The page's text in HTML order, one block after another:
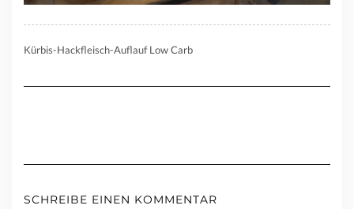
Kürbis-Hackfleisch-Auflauf Low Carb
SCHREIBE EINEN KOMMENTAR